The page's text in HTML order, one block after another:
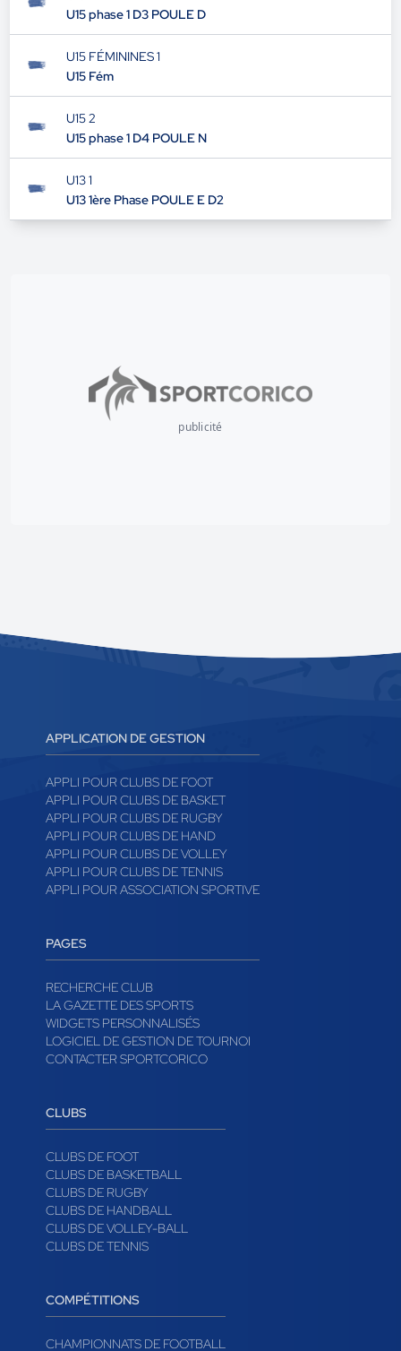
U15 phase 1 D3 POULE D
U15 FÉMININES 1
U15 Fém
U15 2
U15 phase 1 D4 POULE N
U13 1
U13 1ère Phase POULE E D2
publicité
APPLICATION DE GESTION
APPLI POUR CLUBS DE FOOT
APPLI POUR CLUBS DE BASKET
APPLI POUR CLUBS DE RUGBY
APPLI POUR CLUBS DE HAND
APPLI POUR CLUBS DE VOLLEY
APPLI POUR CLUBS DE TENNIS
APPLI POUR ASSOCIATION SPORTIVE
PAGES
RECHERCHE CLUB
LA GAZETTE DES SPORTS
WIDGETS PERSONNALISÉS
LOGICIEL DE GESTION DE TOURNOI
CONTACTER SPORTCORICO
CLUBS
CLUBS DE FOOT
CLUBS DE BASKETBALL
CLUBS DE RUGBY
CLUBS DE HANDBALL
CLUBS DE VOLLEY-BALL
CLUBS DE TENNIS
COMPÉTITIONS
CHAMPIONNATS DE FOOTBALL